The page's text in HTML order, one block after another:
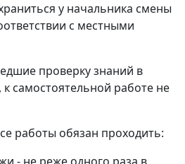
у начальника смены
с местными
проверку знаний в
самостоятельной работе не
работы обязан проходить: